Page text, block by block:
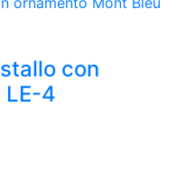
con
LE-4